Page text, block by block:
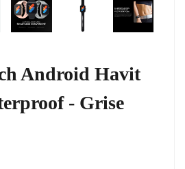
Android Havit
- Grise